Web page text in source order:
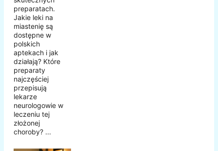
preparatach.
Jakie leki na
miastenię są
dostępne w
polskich
aptekach i jak
działają? Które
preparaty
najczęściej
przepisują
lekarze
neurologowie w
leczeniu tej
złożonej
choroby? ...